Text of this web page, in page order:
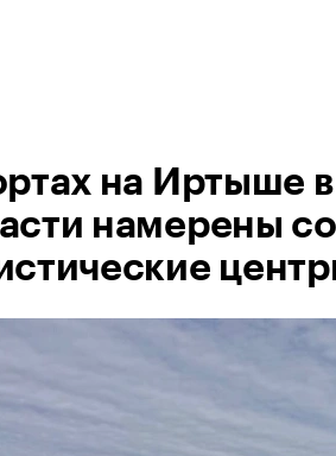
на Иртыше
намерены